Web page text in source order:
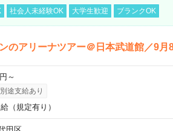
社会人未経験OK 大学生歓迎 ブランクOK
のアリーナツアー＠日本武道館／9月
～
途支給あり
（規定有り）